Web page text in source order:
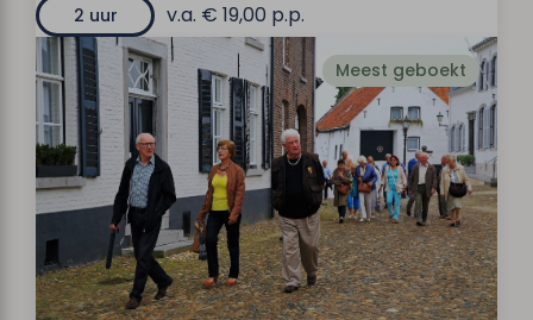
2 uur
v.a. € 19,00 p.p.
Meest geboekt